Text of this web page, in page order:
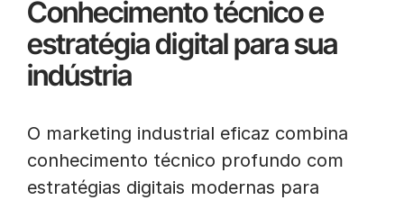
Conhecimento técnico e
estratégia digital para sua
indústria
O marketing industrial eficaz combina
conhecimento técnico profundo com
estratégias digitais modernas para